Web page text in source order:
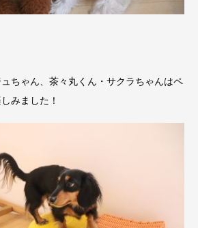
ちゃん、茶々丸くん・サクラちゃんはペ
みました！